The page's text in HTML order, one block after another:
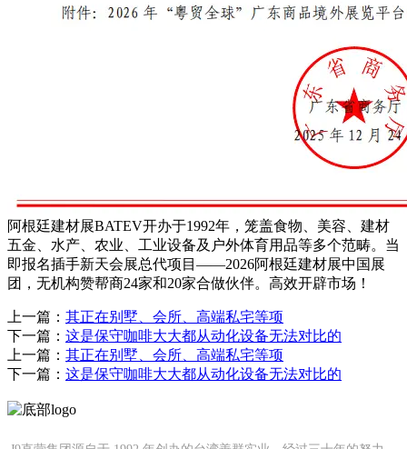
阿根廷建材展BATEV开办于1992年，笼盖食物、美容、建材
五金、水产、农业、工业设备及户外体育用品等多个范畴。当
即报名插手新天会展总代项目——2026阿根廷建材展中国展
团，无机构赞帮商24家和20家合做伙伴。高效开辟市场！
上一篇： 其正在别墅、会所、高端私宅等项
下一篇： 这是保守咖啡大大都从动化设备无法对比的
上一篇： 其正在别墅、会所、高端私宅等项
下一篇： 这是保守咖啡大大都从动化设备无法对比的